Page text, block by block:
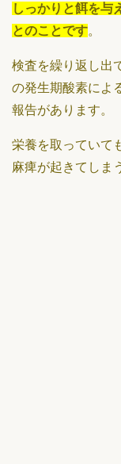
しっかりと餌を与
とのことです。
検査を繰り返し出
の発生期酸素によ
報告があります。
栄養を取っていて
麻痺が起きてしま